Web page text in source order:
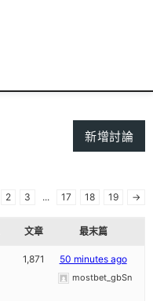
新增討論
2 3 ... 17 18 19 →
文章 最末篇
1,871 50 minutes ago
mostbet_gbSn